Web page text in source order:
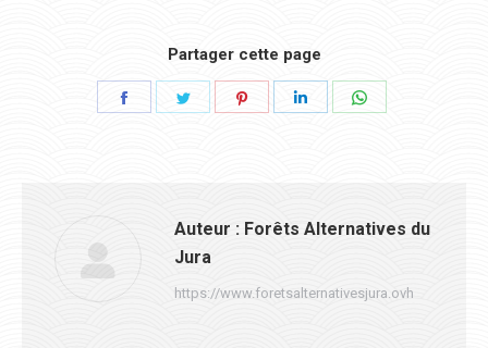
Partager cette page
Partager Partager Partager Partager
Auteur : Forêts Alternatives du
Jura
https://www.foretsalternativesjura.ovh